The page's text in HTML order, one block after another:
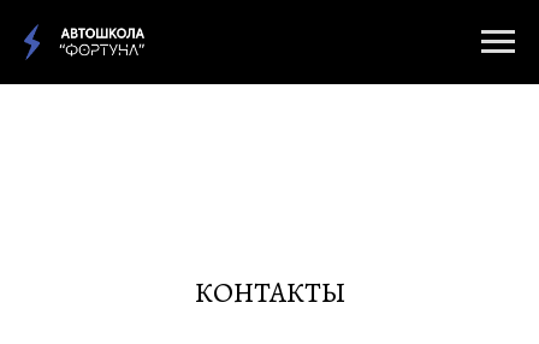
КОНТАКТЫ